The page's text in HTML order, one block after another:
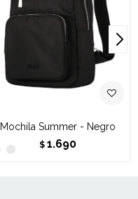
Mochila Summer - Negro
$ 1.690